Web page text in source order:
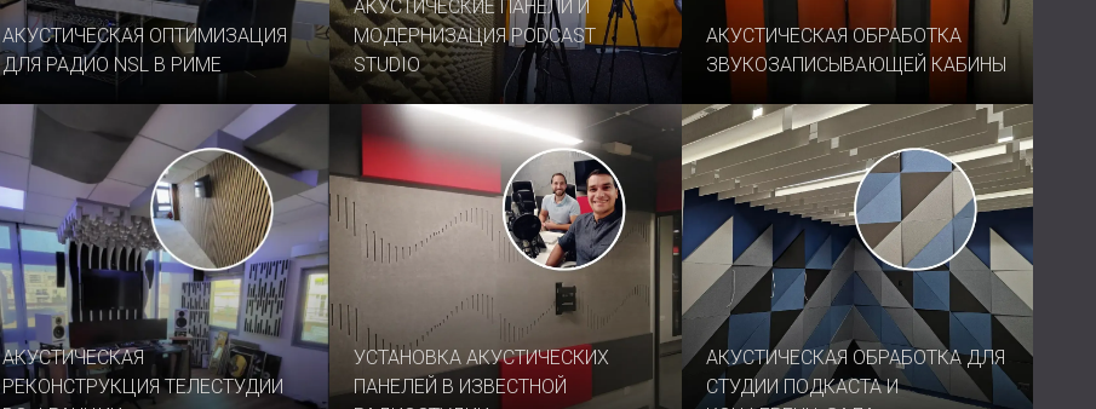
АКУСТИЧЕСКАЯ ОПТИМИЗАЦИЯ
ДЛЯ РАДИО NSL В РИМЕ
АКУСТИЧЕСКИЕ ПАНЕЛИ И
МОДЕРНИЗАЦИЯ PODCAST
STUDIO
АКУСТИЧЕСКАЯ ОБРАБОТКА
ЗВУКОЗАПИСЫВАЮЩЕЙ КАБИНЫ
АКУСТИЧЕСКАЯ
РЕКОНСТРУКЦИЯ ТЕЛЕСТУДИИ
УСТАНОВКА АКУСТИЧЕСКИХ
ПАНЕЛЕЙ В ИЗВЕСТНОЙ
АКУСТИЧЕСКАЯ ОБРАБОТКА ДЛЯ
СТУДИИ ПОДКАСТА И